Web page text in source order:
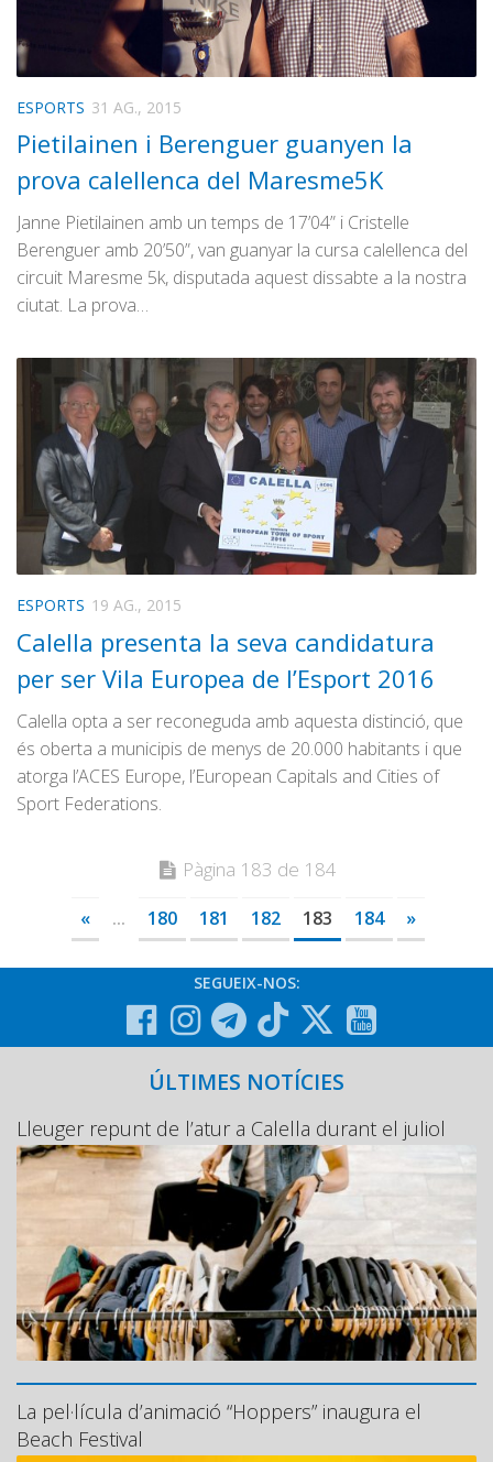
ESPORTS 31 AG., 2015
Pietilainen i Berenguer guanyen la
prova calellenca del Maresme5K
Janne Pietilainen amb un temps de 17’04” i Cristelle
Berenguer amb 20’50”, van guanyar la cursa calellenca del
circuit Maresme 5k, disputada aquest dissabte a la nostra
ciutat. La prova…
ESPORTS 19 AG., 2015
Calella presenta la seva candidatura
per ser Vila Europea de l’Esport 2016
Calella opta a ser reconeguda amb aquesta distinció, que
és oberta a municipis de menys de 20.000 habitants i que
atorga l’ACES Europe, l’European Capitals and Cities of
Sport Federations.
Pàgina 183 de 184
« ... 180 181 182 183 184 »
SEGUEIX-NOS:
ÚLTIMES NOTÍCIES
Lleuger repunt de l’atur a Calella durant el juliol
La pel·lícula d’animació “Hoppers” inaugura el
Beach Festival